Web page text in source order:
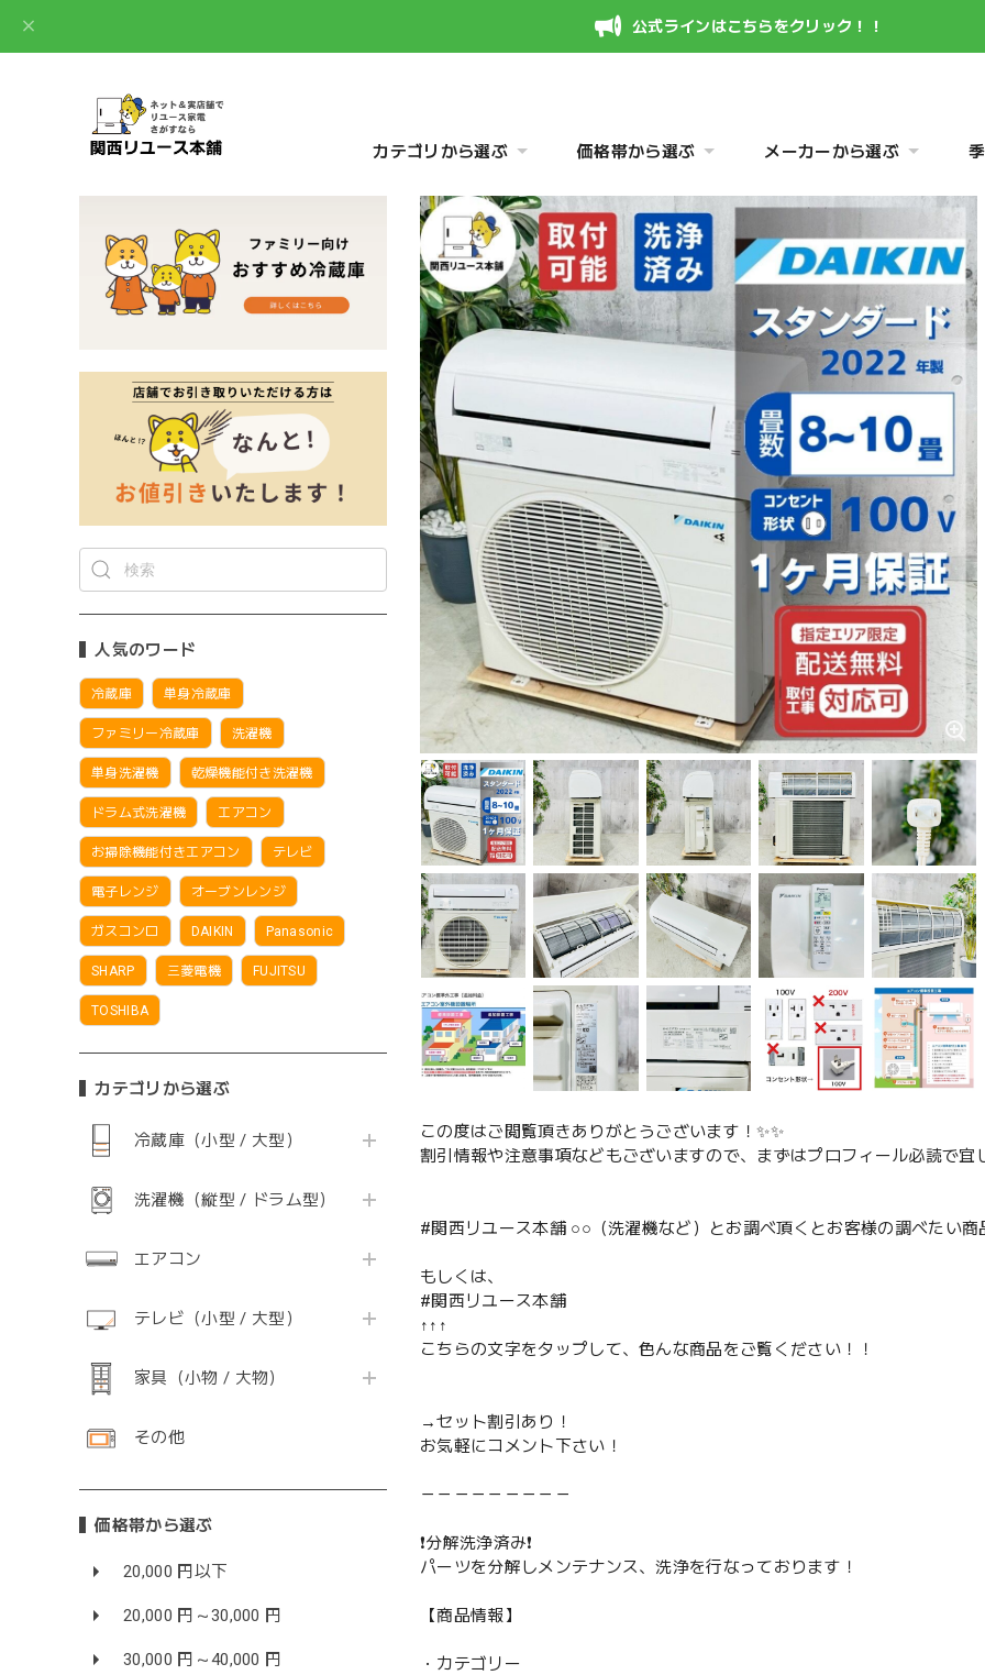
公式ラインはこちらをクリック！！
カテゴリから選ぶ 価格帯から選ぶ メーカーから選ぶ
人気のワード
冷蔵庫 単身冷蔵庫
ファミリー冷蔵庫 洗濯機
単身洗濯機 乾燥機能付き洗濯機
ドラム式洗濯機 エアコン
お掃除機能付きエアコン テレビ
電子レンジ オーブンレンジ
ガスコンロ DAIKIN Panasonic
SHARP 三菱電機 FUJITSU
TOSHIBA
カテゴリから選ぶ
冷蔵庫（小型 / 大型）
洗濯機（縦型 / ドラム型）
エアコン
テレビ（小型 / 大型）
家具（小物 / 大物）
その他
価格帯から選ぶ
20,000 円以下
20,000 円～30,000 円
30,000 円～40,000 円
この度はご閲覧頂きありがとうございます！✨✨
割引情報や注意事項などもございますので、まずはプロフィール必読で宜
#関西リユース本舗 ○○（洗濯機など）とお調べ頂くとお客様の調べたい商
もしくは、
#関西リユース本舗
↑↑↑
こちらの文字をタップして、色んな商品をご覧ください！！
→セット割引あり！
お気軽にコメント下さい！
－－－－－－－－－
❗️分解洗浄済み❗️
パーツを分解しメンテナンス、洗浄を行なっております！
【商品情報】
・カテゴリー